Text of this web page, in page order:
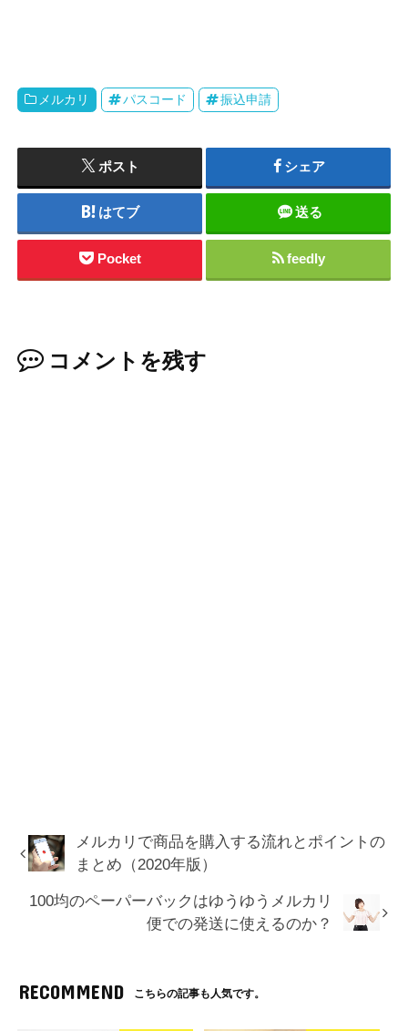
メルカリ パスコード 振込申請
ポスト シェア
はてブ 送る
Pocket feedly
コメントを残す
メルカリで商品を購入する流れとポイントの
まとめ（2020年版）
100均のペーパーバックはゆうゆうメルカリ
便での発送に使えるのか？
RECOMMEND こちらの記事も人気です。